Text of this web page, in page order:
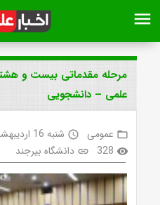
menu
مرحله مقدماتی بیست و
علمی – دانشجویی
folder_open عمومی access_time شنبه 16 اردیبهشت 1402 ساعت 9:36
visibility
328
link دانشگاه بیرجند